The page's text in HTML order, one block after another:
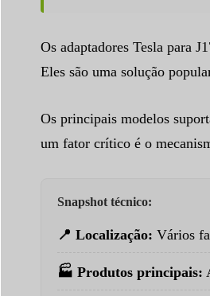
Os adaptadores Tesla para
Eles são uma solução
Os principais modelos
um fator crítico é o
Snapshot técnico:
📍 Localização: Vários
🏭 Produtos principais: